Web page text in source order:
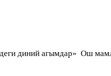
агымдар» Ош